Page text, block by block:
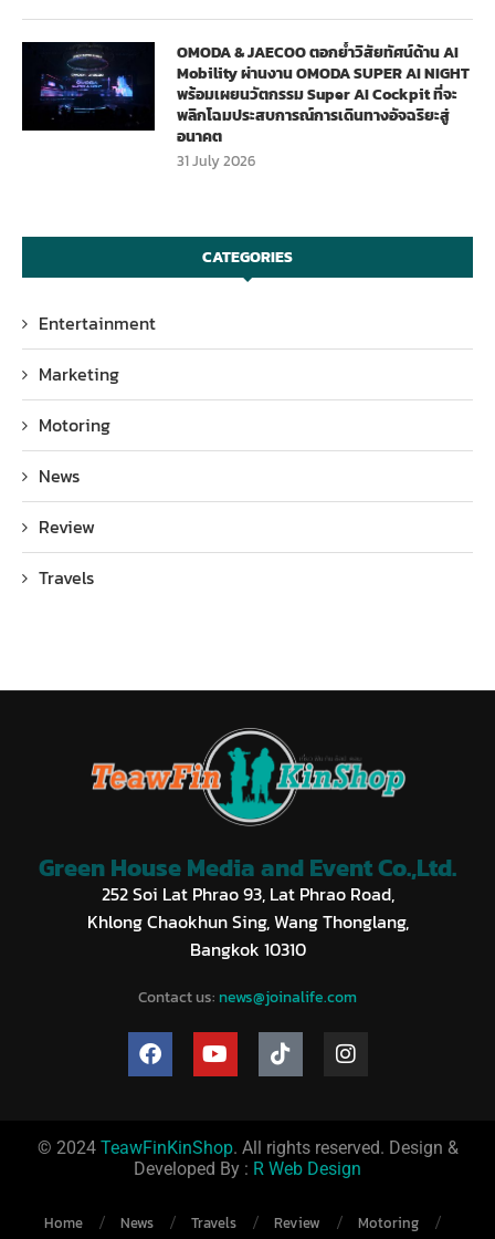
OMODA & JAECOO ตอกย้ำวิสัยทัศน์ด้าน AI
Mobility ผ่านงาน OMODA SUPER AI NIGHT
พร้อมเผยนวัตกรรม Super AI Cockpit ที่จะ
พลิกโฉมประสบการณ์การเดินทางอัจฉริยะสู่
อนาคต
31 July 2026
CATEGORIES
Entertainment
Marketing
Motoring
News
Review
Travels
Green House Media and Event Co.,Ltd.
252 Soi Lat Phrao 93, Lat Phrao Road,
Khlong Chaokhun Sing, Wang Thonglang,
Bangkok 10310
Contact us: news@joinalife.com
© 2024 TeawFinKinShop. All rights reserved. Design &
Developed By : R Web Design
Home News Travels Review Motoring